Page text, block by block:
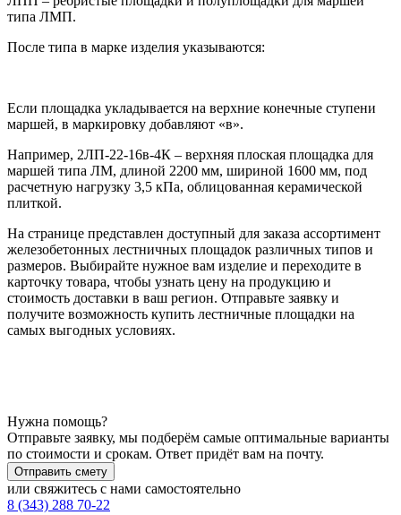
типа ЛМП.
После типа в марке изделия указываются:
Если площадка укладывается на верхние конечные ступени
маршей, в маркировку добавляют «в».
Например, 2ЛП-22-16в-4К – верхняя плоская площадка для
маршей типа ЛМ, длиной 2200 мм, шириной 1600 мм, под
расчетную нагрузку 3,5 кПа, облицованная керамической
плиткой.
На странице представлен доступный для заказа ассортимент
железобетонных лестничных площадок различных типов и
размеров. Выбирайте нужное вам изделие и переходите в
карточку товара, чтобы узнать цену на продукцию и
стоимость доставки в ваш регион. Отправьте заявку и
получите возможность купить лестничные площадки на
самых выгодных условиях.
Нужна помощь?
Отправьте заявку, мы подберём самые оптимальные варианты
по стоимости и срокам. Ответ придёт вам на почту.
Отправить смету
или свяжитесь с нами самостоятельно
8 (343) 288 70-22